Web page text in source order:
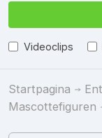
Videoclips
Startpagina
Mascottefiguren